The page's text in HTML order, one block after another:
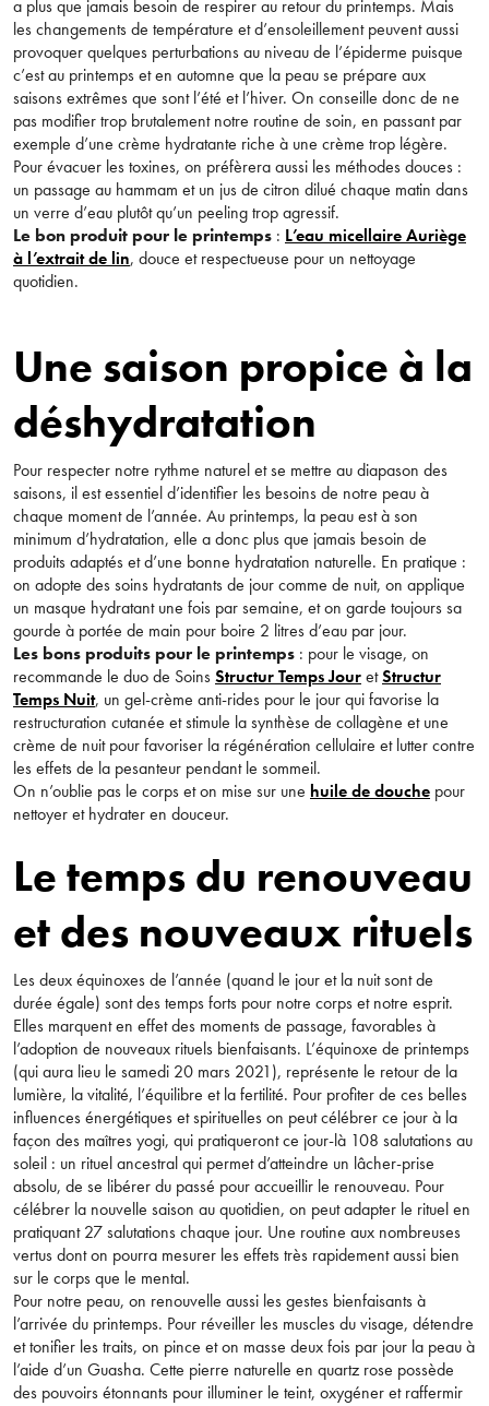
a plus que jamais besoin de respirer au retour du printemps. Mais
les changements de température et d’ensoleillement peuvent aussi
provoquer quelques perturbations au niveau de l’épiderme puisque
c’est au printemps et en automne que la peau se prépare aux
saisons extrêmes que sont l’été et l’hiver. On conseille donc de ne
pas modifier trop brutalement notre routine de soin, en passant par
exemple d’une crème hydratante riche à une crème trop légère.
Pour évacuer les toxines, on préfèrera aussi les méthodes douces :
un passage au hammam et un jus de citron dilué chaque matin dans
un verre d’eau plutôt qu’un peeling trop agressif.
Le bon produit pour le printemps : L’eau micellaire Auriège
à l’extrait de lin, douce et respectueuse pour un nettoyage
quotidien.
Une saison propice à la
déshydratation
Pour respecter notre rythme naturel et se mettre au diapason des
saisons, il est essentiel d’identifier les besoins de notre peau à
chaque moment de l’année. Au printemps, la peau est à son
minimum d’hydratation, elle a donc plus que jamais besoin de
produits adaptés et d’une bonne hydratation naturelle. En pratique :
on adopte des soins hydratants de jour comme de nuit, on applique
un masque hydratant une fois par semaine, et on garde toujours sa
gourde à portée de main pour boire 2 litres d’eau par jour.
Les bons produits pour le printemps : pour le visage, on
recommande le duo de SoinsStructur Temps JouretStructur
Temps Nuit, un gel-crème anti-rides pour le jour qui favorise la
restructuration cutanée et stimule la synthèse de collagène et une
crème de nuit pour favoriser la régénération cellulaire et lutter contre
les effets de la pesanteur pendant le sommeil.
On n’oublie pas le corps et on mise sur une huile de douche pour
nettoyer et hydrater en douceur.
Le temps du renouveau
et des nouveaux rituels
Les deux équinoxes de l’année (quand le jour et la nuit sont de
durée égale) sont des temps forts pour notre corps et notre esprit.
Elles marquent en effet des moments de passage, favorables à
l’adoption de nouveaux rituels bienfaisants. L’équinoxe de printemps
(qui aura lieu le samedi 20 mars 2021), représente le retour de la
lumière, la vitalité, l’équilibre et la fertilité. Pour profiter de ces belles
influences énergétiques et spirituelles on peut célébrer ce jour à la
façon des maîtres yogi, qui pratiqueront ce jour-là 108 salutations au
soleil : un rituel ancestral qui permet d’atteindre un lâcher-prise
absolu, de se libérer du passé pour accueillir le renouveau. Pour
célébrer la nouvelle saison au quotidien, on peut adapter le rituel en
pratiquant 27 salutations chaque jour. Une routine aux nombreuses
vertus dont on pourra mesurer les effets très rapidement aussi bien
sur le corps que le mental.
Pour notre peau, on renouvelle aussi les gestes bienfaisants à
l’arrivée du printemps. Pour réveiller les muscles du visage, détendre
et tonifier les traits, on pince et on masse deux fois par jour la peau à
l’aide d’un Guasha. Cette pierre naturelle en quartz rose possède
des pouvoirs étonnants pour illuminer le teint, oxygéner et raffermir